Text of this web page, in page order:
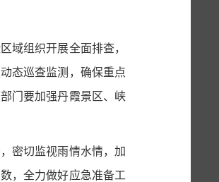
域组织开展全面排查，
态巡查监测，确保重点
门要加强丹霞景区、峡
密切监视雨情水情，加
，全力做好应急准备工